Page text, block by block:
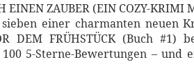
EINEN ZAUBER (EIN COZY-KRIMI
sieben einer charmanten neuen
DEM FRÜHSTÜCK (Buch #1)
5-Sterne-Bewertungen – und